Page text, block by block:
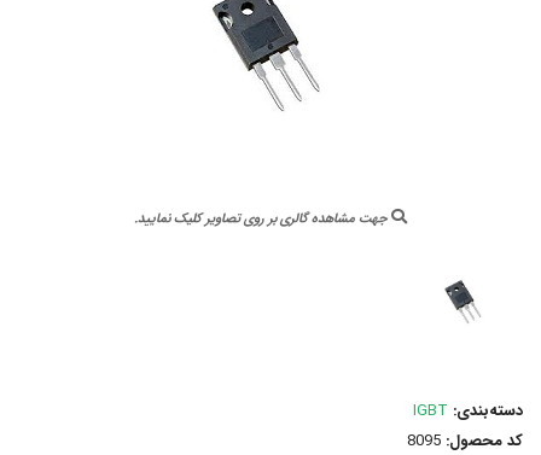
جهت مشاهده گالری بر روی تصاویر کلیک نمایید.
دسته‌بندی: IGBT
کد محصول: 8095